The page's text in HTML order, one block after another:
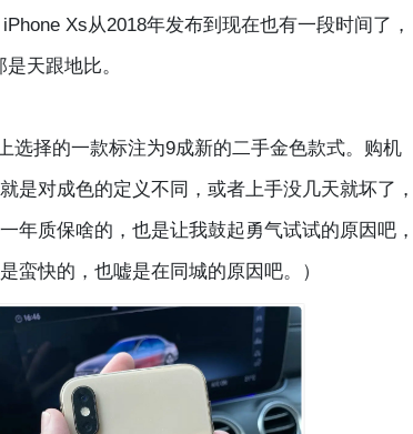
Xs从2018年发布到现在也有一段时间了，
天跟地比。
择的一款标注为9成新的二手金色款式。购机
是对成色的定义不同，或者上手没几天就坏了，
年质保啥的，也是让我鼓起勇气试试的原因吧，
蛮快的，也嘘是在同城的原因吧。）